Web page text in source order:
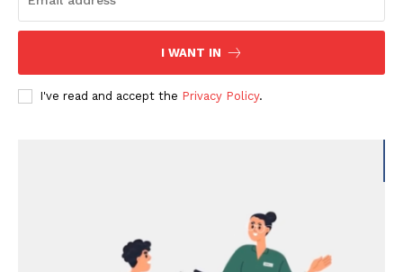
I WANT IN
I've read and accept the Privacy Policy.